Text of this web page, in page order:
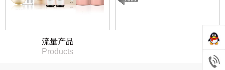
流量产品
Products